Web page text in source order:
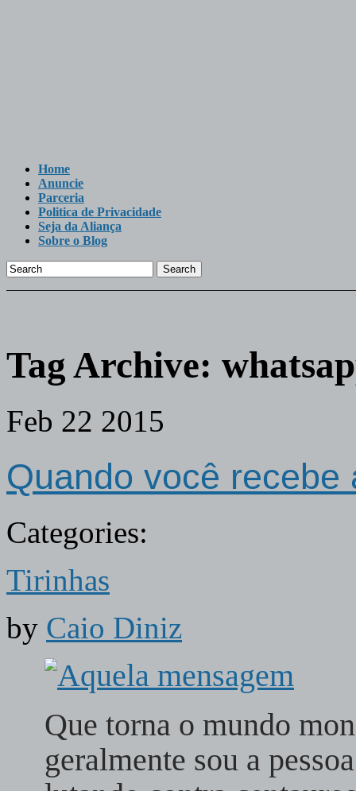
Home
Anuncie
Parceria
Politica de Privacidade
Seja da Aliança
Sobre o Blog
Search
Tag Archive:
Feb 22 2015
Quando você recebe
Categories:
Tirinhas
by Caio Diniz
Que torna o mundo
geralmente sou a